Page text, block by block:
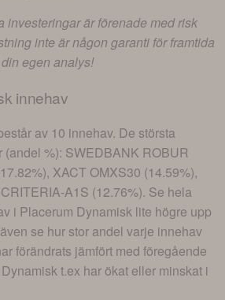
investeringar är förenade med risk
inte är någon garanti för framtida
egen analys!
innehav
av 10 innehav. De största
(andel %): SWEDBANK ROBUR
XACT OMXS30 (14.59%),
A1S (12.76%). Se hela
i Placerum Dynamisk lite högre upp
se hur stor andel varje innehav
förändrats jämfört med föregående
t.ex har ökat eller minskat i